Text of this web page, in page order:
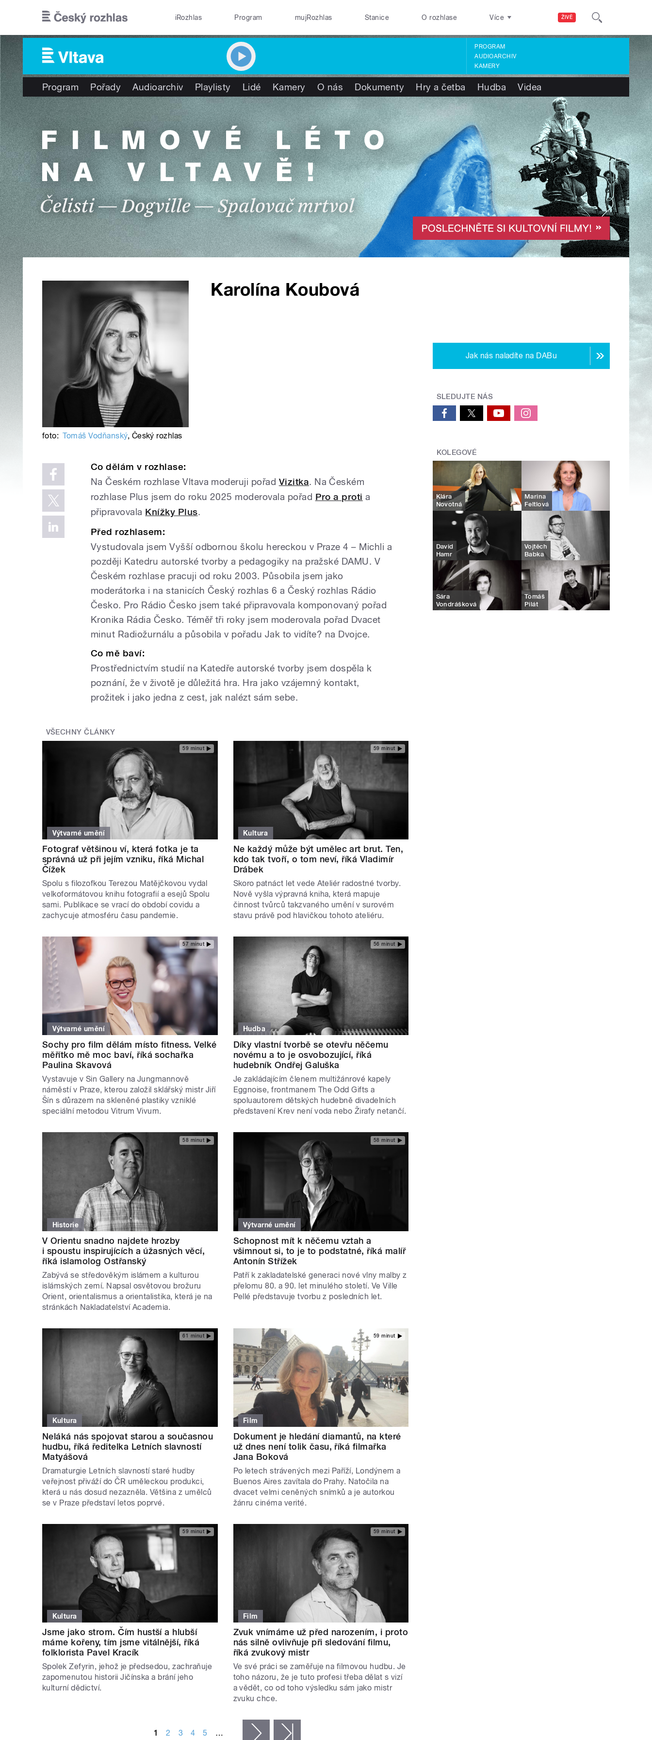
ŽIVĚ
iRozhlas Program mujRozhlas Stanice O rozhlase Více
PROGRAM
AUDIOARCHIV
KAMERY
Program Pořady Audioarchiv Playlisty Lidé Kamery O nás Dokumenty Hry a četba Hudba Videa
Karolína Koubová
foto: Tomáš Vodňanský, Český rozhlas
Co dělám v rozhlase:
NaČeském rozhlase Vltava moderuji pořad Vizitka. Na Českém
rozhlase Plus jsem do roku 2025 moderovala pořad Pro a proti a
připravovala Knížky Plus.
Před rozhlasem:
Vystudovala jsem Vyšší odbornou školu hereckou v Praze 4 – Michli a
později Katedru autorské tvorby a pedagogiky na pražské DAMU. V
Českém rozhlase pracuji od roku 2003. Působila jsem jako
moderátorka i na stanicích Český rozhlas 6 a Český rozhlas Rádio
Česko. Pro Rádio Česko jsem také připravovala komponovaný pořad
Kronika Rádia Česko. Téměř tři roky jsem moderovala pořad Dvacet
minut Radiožurnálu a působila v pořadu Jak to vidíte? na Dvojce.
Co mě baví:
Prostřednictvím studií na Katedře autorské tvorby jsem dospěla k
poznání, že v životě je důležitá hra. Hra jako vzájemný kontakt,
prožitek i jako jedna z cest, jak nalézt sám sebe.
VŠECHNY ČLÁNKY
59 minut
Výtvarné umění
Fotograf většinou ví, která fotka je ta
správná už při jejím vzniku, říká Michal
Čížek
Spolu s filozofkou Terezou Matějčkovou vydal
velkoformátovou knihu fotografií a esejů Spolu
sami. Publikace se vrací do období covidu a
zachycuje atmosféru času pandemie.
59 minut
Kultura
Ne každý může být umělec art brut. Ten,
kdo tak tvoří, o tom neví, říká Vladimír
Drábek
Skoro patnáct let vede Ateliér radostné tvorby.
Nově vyšla výpravná kniha, která mapuje
činnost tvůrců takzvaného umění v surovém
stavu právě pod hlavičkou tohoto ateliéru.
57 minut
Výtvarné umění
Sochy pro film dělám místo fitness. Velké
měřítko mě moc baví, říká sochařka
Paulina Skavová
Vystavuje v Sin Gallery na Jungmannově
náměstí v Praze, kterou založil sklářský mistr Jiří
Šín s důrazem na skleněné plastiky vzniklé
speciální metodou Vitrum Vivum.
56 minut
Hudba
Díky vlastní tvorbě se otevřu něčemu
novému a to je osvobozující, říká
hudebník Ondřej Galuška
Je zakládajícím členem multižánrové kapely
Eggnoise, frontmanem The Odd Gifts a
spoluautorem dětských hudebně divadelních
představení Krev není voda nebo Žirafy netančí.
58 minut
Historie
V Orientu snadno najdete hrozby
i spoustu inspirujících a úžasných věcí,
říká islamolog Ostřanský
Zabývá se středověkým islámem a kulturou
islámských zemí. Napsal osvětovou brožuru
Orient, orientalismus a orientalistika, která je na
stránkách Nakladatelství Academia.
58 minut
Výtvarné umění
Schopnost mít k něčemu vztah a
všimnout si, to je to podstatné, říká malíř
Antonín Střížek
Patří k zakladatelské generaci nové vlny malby z
přelomu 80. a 90. let minulého století. Ve Ville
Pellé představuje tvorbu z posledních let.
61 minut
Kultura
Neláká nás spojovat starou a současnou
hudbu, říká ředitelka Letních slavností
Matyášová
Dramaturgie Letních slavností staré hudby
veřejnost přiváží do ČR uměleckou produkci,
která u nás dosud nezazněla. Většina z umělců
se v Praze představí letos poprvé.
59 minut
Film
Dokument je hledání diamantů, na které
už dnes není tolik času, říká filmařka
Jana Boková
Po letech strávených mezi Paříží, Londýnem a
Buenos Aires zavítala do Prahy. Natočila na
dvacet velmi ceněných snímků a je autorkou
žánru cinéma verité.
59 minut
Kultura
Jsme jako strom. Čím hustší a hlubší
máme kořeny, tím jsme vitálnější, říká
folklorista Pavel Kracík
Spolek Zefyrin, jehož je předsedou, zachraňuje
zapomenutou historii Jičínska a brání jeho
kulturní dědictví.
59 minut
Film
Zvuk vnímáme už před narozením, i proto
nás silně ovlivňuje při sledování filmu,
říká zvukový mistr
Ve své práci se zaměřuje na filmovou hudbu. Je
toho názoru, že je tuto profesi třeba dělat s vizí
a vědět, co od toho výsledku sám jako mistr
zvuku chce.
1 2 3 4 5 … následující ›
Jak nás naladíte na DABu
SLEDUJTE NÁS
KOLEGOVÉ
Klára
Novotná
Marina
Feltlová
David
Hamr
Vojtěch
Babka
Sára
Vondrášková
Tomáš
Pilát